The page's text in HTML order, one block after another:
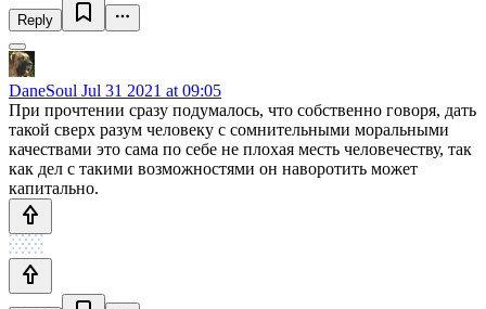
Reply
DaneSoul Jul 31 2021 at 09:05
При прочтении сразу подумалось, что собственно говоря, дать
такой сверх разум человеку с сомнительными моральными
качествами это сама по себе не плохая месть человечеству, так
как дел с такими возможностями он наворотить может
капитально.